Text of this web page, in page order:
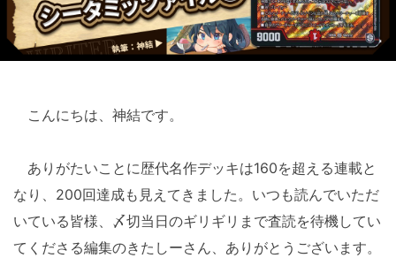
こんにちは、神結です。
ありがたいことに歴代名作デッキは160を超える連載と
なり、200回達成も見えてきました。いつも読んでいただ
いている皆様、〆切当日のギリギリまで査読を待機してい
てくださる編集のきたしーさん、ありがとうございます。